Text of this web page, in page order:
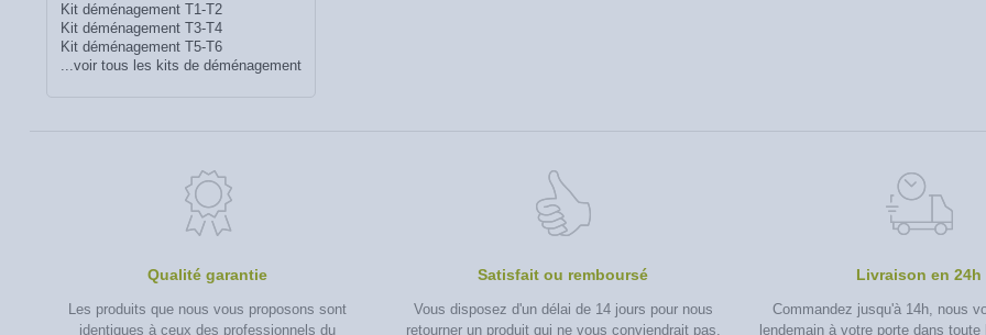
Kit déménagement T1-T2
Kit déménagement T3-T4
Kit déménagement T5-T6
...voir tous les kits de déménagement
Qualité garantie
Les produits que nous vous proposons sont
identiques à ceux des professionnels du
Satisfait ou remboursé
Vous disposez d'un délai de 14 jours pour nous
retourner un produit qui ne vous conviendrait pas.
Livraison en 24h
Commandez jusqu'à 14h, nous
lendemain à votre porte dans toute